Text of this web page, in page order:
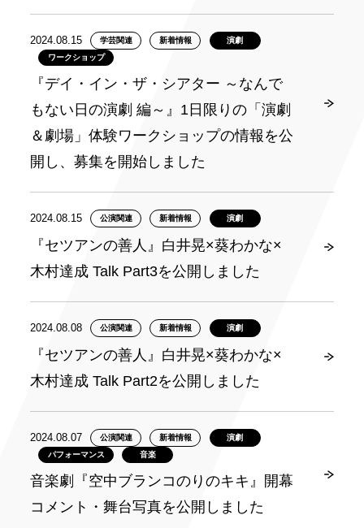
2024.08.15 学芸関連 新着情報
演劇
ワークショップ
『デイ・イン・ザ・シアター ～なんで
もない日の演劇 編～』1日限りの「演劇
＆劇場」体験ワークショップの情報を公
開し、募集を開始しました
2024.08.15 公演関連 新着情報 演劇
『セツアンの善人』白井晃×葵わかな×
木村達成 Talk Part3を公開しました
2024.08.08 公演関連 新着情報 演劇
『セツアンの善人』白井晃×葵わかな×
木村達成 Talk Part2を公開しました
2024.08.07 公演関連 新着情報
演劇
パフォーマンス
音楽
音楽劇『空中ブランコのりのキキ』開幕
コメント・舞台写真を公開しました